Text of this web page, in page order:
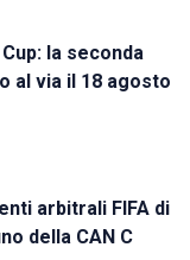
la seconda
al via il 18 agosto
arbitrali FIFA di
della CAN C